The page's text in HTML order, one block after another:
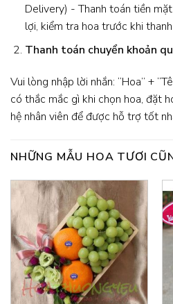
Delivery) - Thanh toán tiền
lợi, kiểm tra hoa trước khi
Thanh toán chuyển khoản
Vui lòng nhập lời nhắn: “Hoa” +
có thắc mắc gì khi chọn hoa, đặt
hệ nhân viên để được hỗ trợ tốt
NHỮNG MẪU HOA TƯƠI